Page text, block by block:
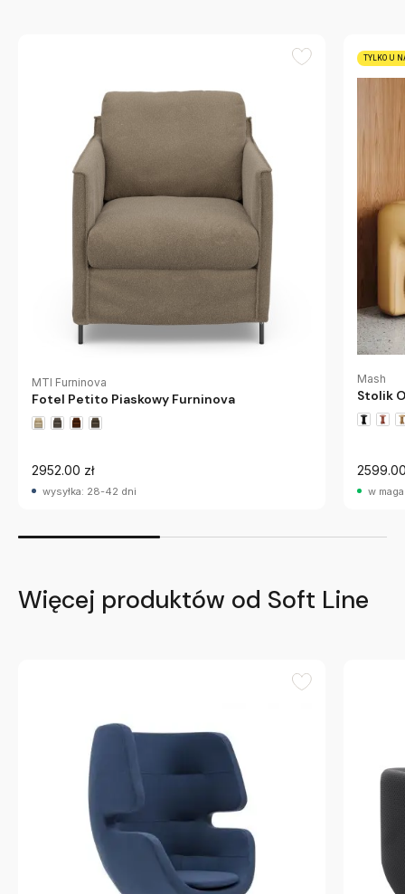
MTI Furninova
Fotel Petito Piaskowy Furninova
2952.00 zł
wysyłka: 28-42 dni
TYLKO U
Mash
Stolik
w
Więcej produktów od Soft Line